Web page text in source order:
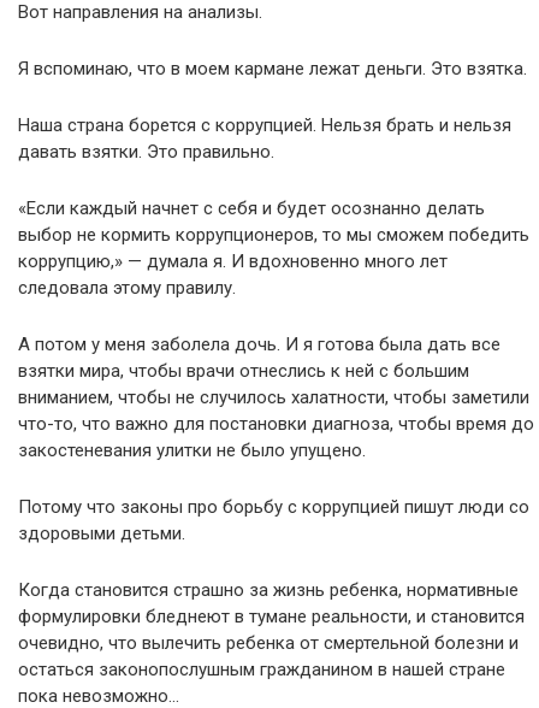
Вот направления на анализы.
Я вспоминаю, что в моем кармане лежат деньги. Это взятка.
Наша страна борется с коррупцией. Нельзя брать и нельзя
давать взятки. Это правильно.
«Если каждый начнет с себя и будет осознанно делать
выбор не кормить коррупционеров, то мы сможем победить
коррупцию,» — думала я. И вдохновенно много лет
следовала этому правилу.
А потом у меня заболела дочь. И я готова была дать все
взятки мира, чтобы врачи отнеслись к ней с большим
вниманием, чтобы не случилось халатности, чтобы заметили
что-то, что важно для постановки диагноза, чтобы время до
закостеневания улитки не было упущено.
Потому что законы про борьбу с коррупцией пишут люди со
здоровыми детьми.
Когда становится страшно за жизнь ребенка, нормативные
формулировки бледнеют в тумане реальности, и становится
очевидно, что вылечить ребенка от смертельной болезни и
остаться законопослушным гражданином в нашей стране
пока невозможно…